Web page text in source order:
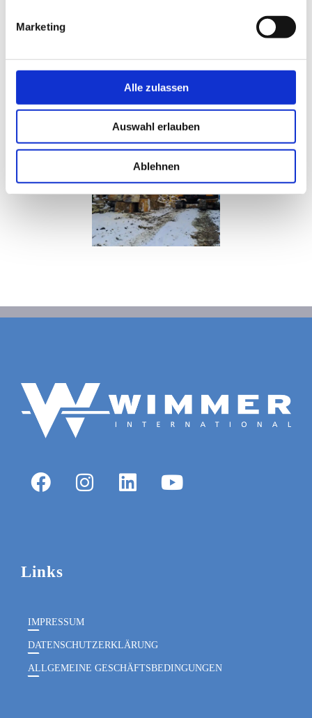
Marketing
Alle zulassen
Auswahl erlauben
Ablehnen
Links
IMPRESSUM
DATENSCHUTZERKLÄRUNG
ALLGEMEINE GESCHÄFTSBEDINGUNGEN